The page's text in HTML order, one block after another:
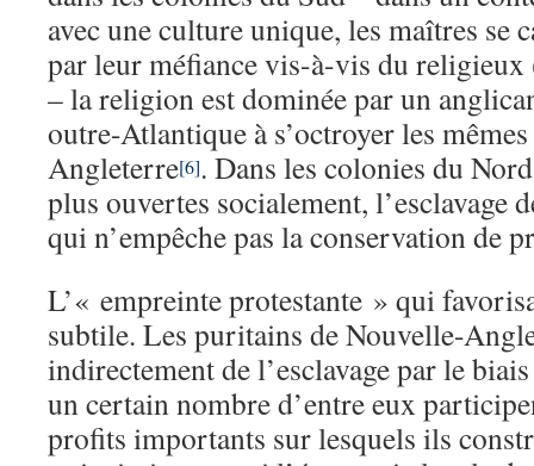
avec une culture unique, les maîtres se
par leur méfiance vis-à-vis du religieux
– la religion est dominée par un
outre-Atlantique à s’octroyer les
Angleterre[6]. Dans les colonies du
plus ouvertes socialement, l’esclavage
qui n’empêche pas la conservation de
L’« empreinte protestante » qui
subtile. Les puritains de Nouvelle-
indirectement de l’esclavage par le
un certain nombre d’entre eux
profits importants sur lesquels ils